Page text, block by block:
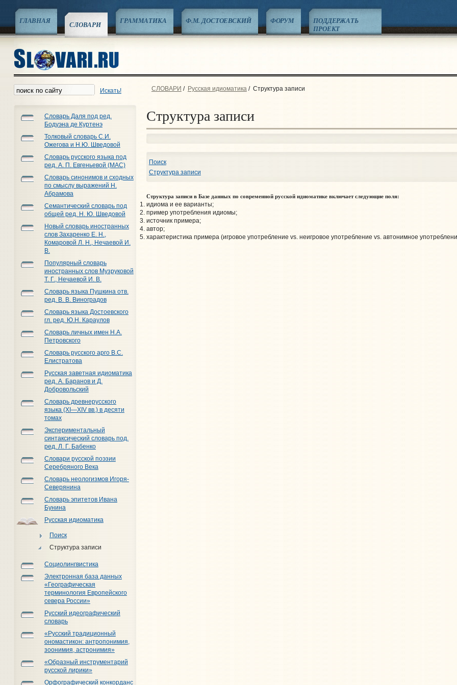
ГЛАВНАЯ СЛОВАРИ ГРАММАТИКА Ф.М. ДОСТОЕВСКИЙ ФОРУМ
ПОДДЕРЖАТЬ
ПРОЕКТ
Искать!
Словарь Даля под ред.
Бодуэна де Куртенэ
Толковый словарь С.И.
Ожегова и Н.Ю. Шведовой
Словарь русского языка под
ред. А. П. Евгеньевой (МАС)
Словарь синонимов и сходных
по смыслу выражений Н.
Абрамова
Семантический словарь под
общей ред. Н. Ю. Шведовой
Новый словарь иностранных
слов Захаренко Е. Н.,
Комаровой Л. Н., Нечаевой И.
В.
Популярный словарь
иностранных слов Музруковой
Т. Г., Нечаевой И. В.
Словарь языка Пушкина отв.
ред. В. В. Виноградов
Словарь языка Достоевского
гл. ред. Ю.Н. Караулов
Словарь личных имен Н.А.
Петровского
Словарь русского арго В.С.
Елистратова
Русская заветная идиоматика
ред. А. Баранов и Д.
Добровольский
Словарь древнерусского
языка (XI—XIV вв.) в десяти
томах
Экспериментальный
синтаксический словарь под.
ред. Л. Г. Бабенко
Словари русской поэзии
Серебряного Века
Словарь неологизмов Игоря-
Северянина
Словарь эпитетов Ивана
Бунина
Русская идиоматика
Поиск
Структура записи
Социолингвистика
Электронная база данных
«Географическая
терминология Европейского
севера России»
Русский идеографический
словарь
«Русский традиционный
ономастикон: антропонимия,
зоонимия, астронимия»
«Образный инструментарий
русской лирики»
Орфографический конкорданс
СЛОВАРИ / Русская идиоматика/ Структура записи
Структура записи
Поиск
Структура записи
Структура записи в Базе данных по современной русской идиоматике включает следующие поля:
идиома и ее варианты;
пример употребления идиомы;
источник примера;
автор;
характеристика примера (игровое употребление vs. неигровое употребление vs. автонимное